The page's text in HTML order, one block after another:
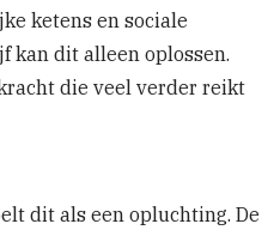
ketens en sociale
kan dit alleen oplossen.
die veel verder reikt
dit als een opluchting. De